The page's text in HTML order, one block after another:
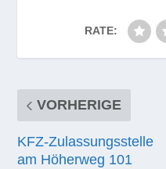
RATE:
VORHERIGE
KFZ-Zulassungsstelle
am Höherweg 101